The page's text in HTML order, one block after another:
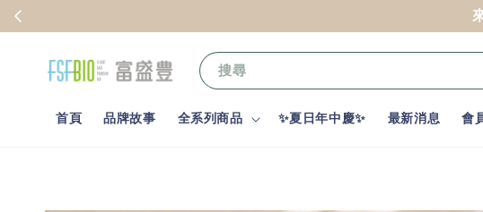
搜尋
首頁 品牌故事 全系列商品 ✨夏日年中慶✨ 最新消息 會